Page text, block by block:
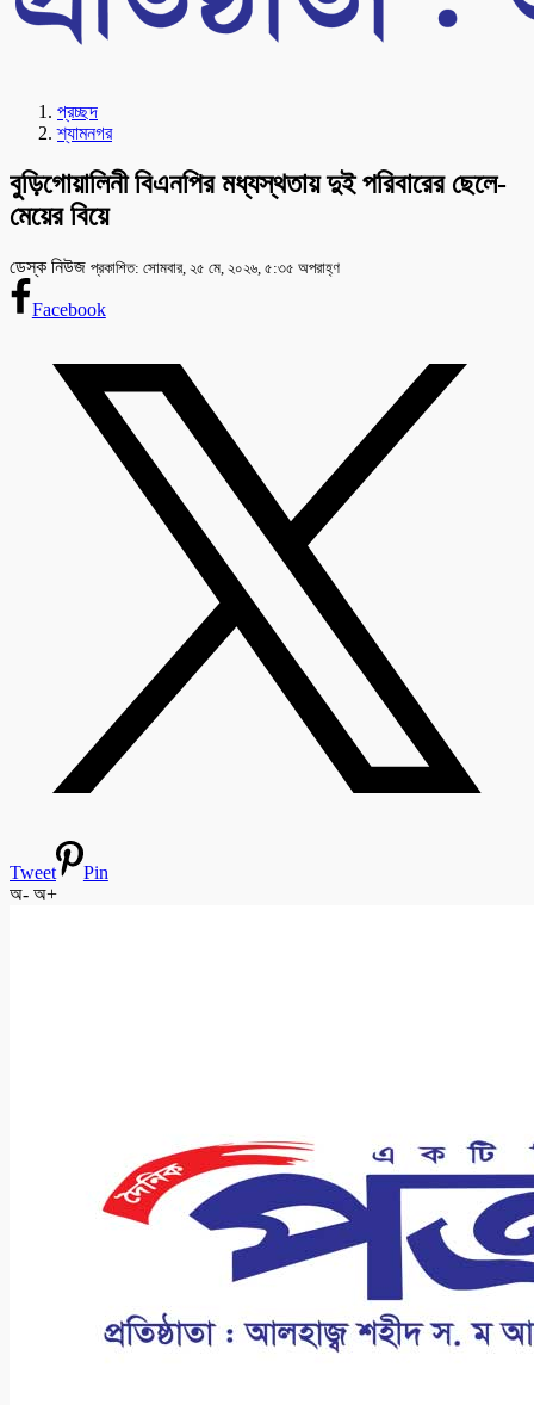
প্রচ্ছদ
শ্যামনগর
বুড়িগোয়ালিনী বিএনপির মধ্যস্থতায় দুই পরিবারের ছেলে-
মেয়ের বিয়ে
ডেস্ক নিউজ প্রকাশিত: সোমবার, ২৫ মে, ২০২৬, ৫:৩৫ অপরাহ্ণ
Facebook
Tweet
Pin
অ- অ+